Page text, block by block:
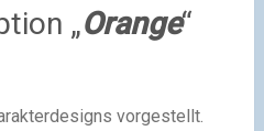
„Orange“
vorgestellt.